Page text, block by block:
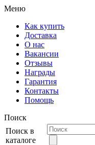
Меню
Как купить
Доставка
О нас
Вакансии
Отзывы
Награды
Гарантия
Контакты
Помощь
Поиск
Поиск в
каталоге